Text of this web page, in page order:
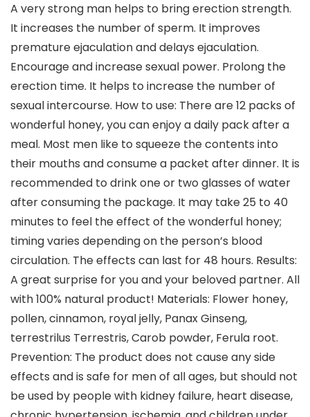
A very strong man helps to bring erection strength.
It increases the number of sperm. It improves
premature ejaculation and delays ejaculation.
Encourage and increase sexual power. Prolong the
erection time. It helps to increase the number of
sexual intercourse. How to use: There are 12 packs of
wonderful honey, you can enjoy a daily pack after a
meal. Most men like to squeeze the contents into
their mouths and consume a packet after dinner. It is
recommended to drink one or two glasses of water
after consuming the package. It may take 25 to 40
minutes to feel the effect of the wonderful honey;
timing varies depending on the person’s blood
circulation. The effects can last for 48 hours. Results:
A great surprise for you and your beloved partner. All
with 100% natural product! Materials: Flower honey,
pollen, cinnamon, royal jelly, Panax Ginseng,
terrestrilus Terrestris, Carob powder, Ferula root.
Prevention: The product does not cause any side
effects and is safe for men of all ages, but should not
be used by people with kidney failure, heart disease,